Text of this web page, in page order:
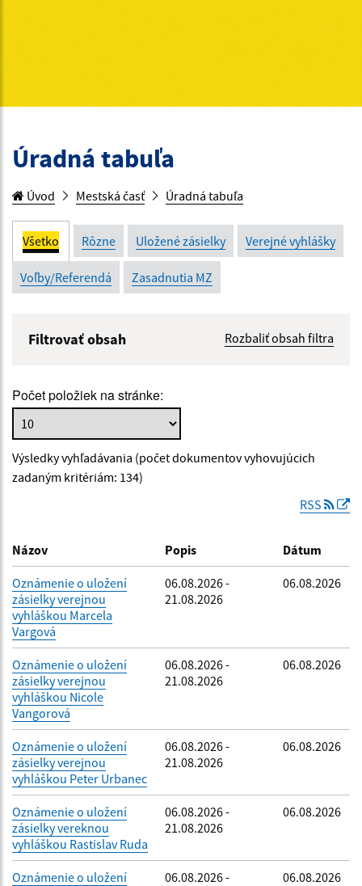
Úradná tabuľa
Úvod Mestská časť Úradná tabuľa
Všetko Rôzne Uložené zásielky Verejné vyhlášky
Voľby/Referendá Zasadnutia MZ
Filtrovať obsah Rozbaliť obsah filtra
Popis:
Dátum zverejnenia od:
Filtrovať
Počet položiek na stránke:
Výsledky vyhľadávania (počet dokumentov vyhovujúcich
zadaným kritériám: 134)
RSS
Názov Popis Dátum
Oznámenie o uložení
zásielky verejnou
vyhláškou Marcela
Vargová
06.08.2026 -
21.08.2026
06.08.2026
Oznámenie o uložení
zásielky verejnou
vyhláškou Nicole
Vangorová
06.08.2026 -
21.08.2026
06.08.2026
Oznámenie o uložení
zásielky verejnou
vyhláškou Peter Urbanec
06.08.2026 -
21.08.2026
06.08.2026
Oznámenie o uložení
zásielky vereknou
vyhláškou Rastislav Ruda
06.08.2026 -
21.08.2026
06.08.2026
Oznámenie o uložení
06.08.2026 -
06.08.2026